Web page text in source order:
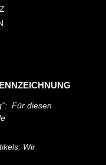
Für diesen
Wir